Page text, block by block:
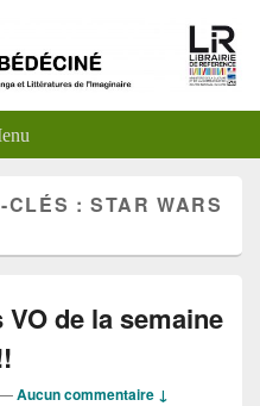
CLÉS :STAR WARS
de la semaine
—Aucun commentaire ↓